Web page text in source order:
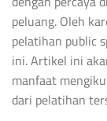
peluang. Oleh
pelatihan public
ini. Artikel ini
manfaat
dari pelatihan